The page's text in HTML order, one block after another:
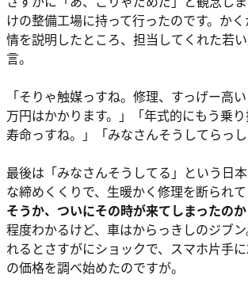
けの整備工場に持って行ったのです。か
情を説明したところ、担当してくれた若
言。
「そりゃ触媒っすね。修理、すっげー高
万円はかかります。」「年式的にもう乗り
寿命っすね。」「みなさんそうしてらっし
最後は「みなさんそうしてる」という日
な締めくくりで、生暖かく修理を断られて
そうか、ついにその時が来てしまったのか
程度わかるけど、車はからっきしのジブ
れるとさすがにショックで、スマホ片手
の価格を調べ始めたのですが。